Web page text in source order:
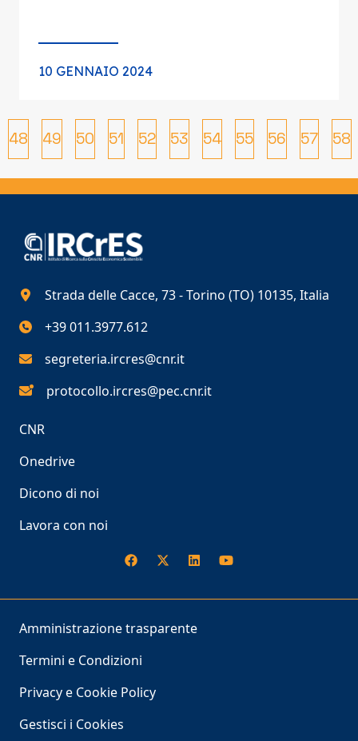
10 GENNAIO 2024
48 49 50 51 52 53 54 55 56 57 58
Strada delle Cacce, 73 - Torino (TO) 10135, Italia
+39 011.3977.612
segreteria.ircres@cnr.it
protocollo.ircres@pec.cnr.it
CNR
Onedrive
Dicono di noi
Lavora con noi
Amministrazione trasparente
Termini e Condizioni
Privacy e Cookie Policy
Gestisci i Cookies